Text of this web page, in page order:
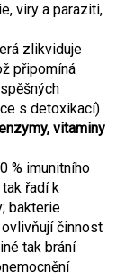
viry a paraziti,
zlikviduje
připomíná
s detoxikací)
vitaminy
% imunitního
řadí k
bakterie
činnost
tak brání